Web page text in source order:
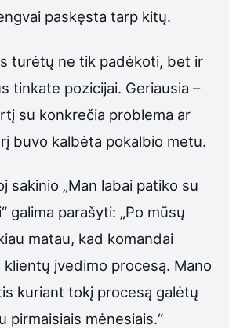
paskęsta tarp kitų.
turėtų ne tik padėkoti, bet ir
tinkate pozicijai. Geriausia –
su konkrečia problema ar
buvo kalbėta pokalbio metu.
sakinio „Man labai patiko su
galima parašyti: „Po mūsų
matau, kad komandai
įvedimo procesą. Mano
kuriant tokį procesą galėtų
pirmaisiais mėnesiais.“